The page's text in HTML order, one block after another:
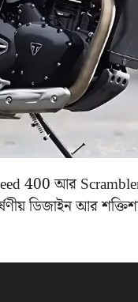
400 আর
ডিজাইন আর